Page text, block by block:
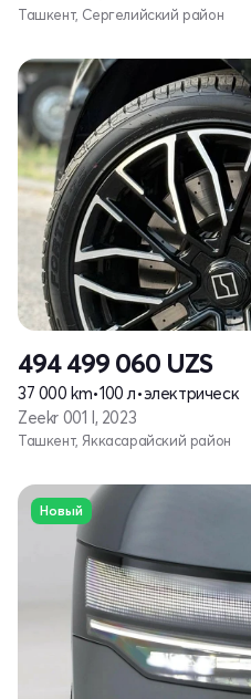
Ташкент, Сергелийский район
494 499 060 UZS
37 000 km•100 л•электрическ
Zeekr 001 I, 2023
Ташкент, Яккасарайский район
Новый